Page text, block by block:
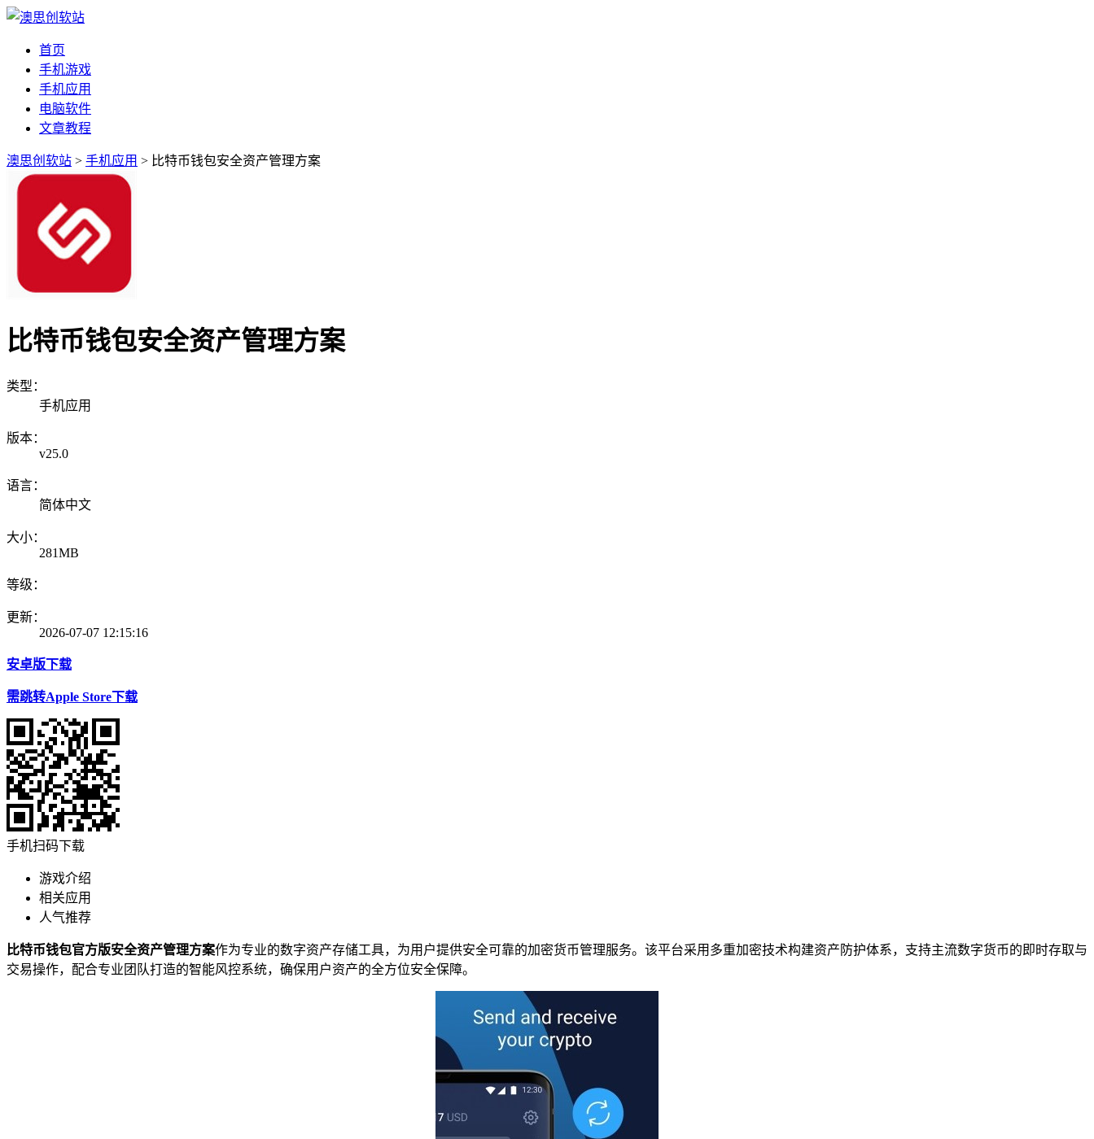
首页
手机游戏
手机应用
电脑软件
文章教程
澳思创软站 > 手机应用 > 比特币钱包安全资产管理方案
比特币钱包安全资产管理方案
类型：
手机应用
版本：
v25.0
语言：
简体中文
大小：
281MB
等级：
更新：
2026-07-07 12:15:16
安卓版下载
需跳转Apple Store下载
手机扫码下载
游戏介绍
相关应用
人气推荐
比特币钱包官方版安全资产管理方案作为专业的数字资产存储工具，为用户提供安全可靠的加密货币管理服务。该平台采用多重加密技术构建资产防护体系，支持主流数字货币的即时存取与
交易操作，配合专业团队打造的智能风控系统，确保用户资产的全方位安全保障。